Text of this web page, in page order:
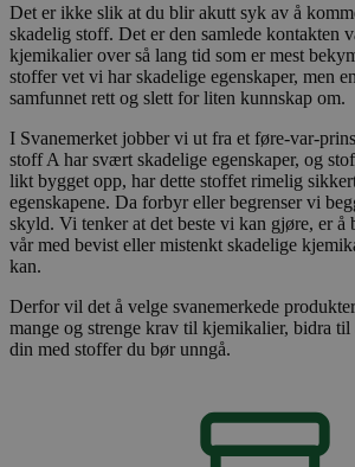
Det er ikke slik at du blir akutt syk av å
skadelig stoff. Det er den samlede kontakten
kjemikalier over så lang tid som er mest
stoffer vet vi har skadelige egenskaper, men
samfunnet rett og slett for liten kunnskap om.
I Svanemerket jobber vi ut fra et føre-var-
stoff A har svært skadelige egenskaper, og
likt bygget opp, har dette stoffet rimelig
egenskapene. Da forbyr eller begrenser vi
skyld. Vi tenker at det beste vi kan gjøre, er å
vår med bevist eller mistenkt skadelige
kan.
Derfor vil det å velge svanemerkede
mange og strenge krav til kjemikalier, bidra til
din med stoffer du bør unngå.